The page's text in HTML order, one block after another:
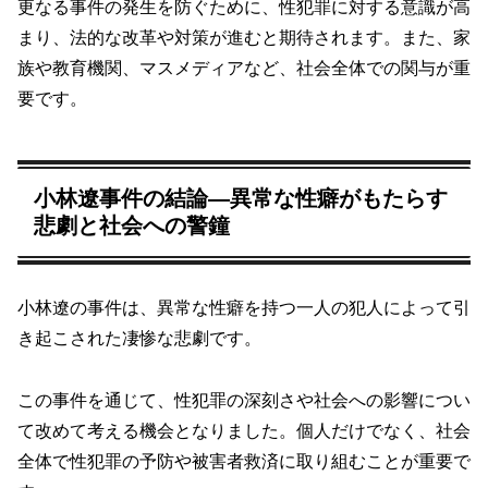
更なる事件の発生を防ぐために、性犯罪に対する意識が高
まり、法的な改革や対策が進むと期待されます。また、家
族や教育機関、マスメディアなど、社会全体での関与が重
要です。
小林遼事件の結論―異常な性癖がもたらす
悲劇と社会への警鐘
小林遼の事件は、異常な性癖を持つ一人の犯人によって引
き起こされた凄惨な悲劇です。
この事件を通じて、性犯罪の深刻さや社会への影響につい
て改めて考える機会となりました。個人だけでなく、社会
全体で性犯罪の予防や被害者救済に取り組むことが重要で